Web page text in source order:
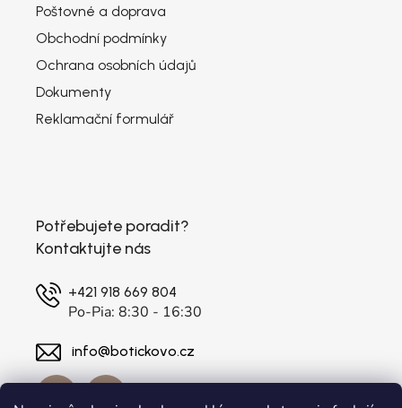
Poštovné a doprava
Obchodní podmínky
Ochrana osobních údajů
Dokumenty
Reklamační formulář
Potřebujete poradit?
Kontaktujte nás
+421 918 669 804
Po-Pia: 8:30 - 16:30
info@botickovo.cz